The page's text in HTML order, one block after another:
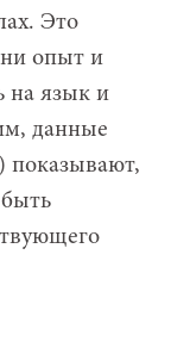
Это
опыт и
на язык и
данные
показывают,